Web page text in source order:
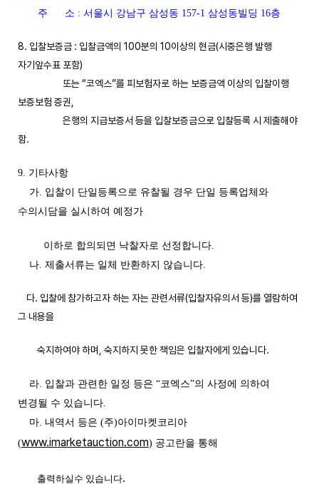
주 소 : 서울시 강남구 삼성동 157-1 삼성동빌딩 16층
8. 입찰보증금 : 입찰금액의 100분의 10이상의 현금(시중은행 발행
자기앞수표 포함)
또는 “코엑스”를 피보험자로 하는 보증금액 이상의 입찰이행
보증보험 증권,
은행의 지급보증서 등을 입찰보증금으로 입찰등록 시 제출해야
함.
9. 기타사항
가. 입찰이 단일등록으로 유찰될 경우 단일 등록업체와
수의시담을 실시하여 예정가
이하로 합의되면 낙찰자로 선정합니다.
나. 제출서류는 일체 반환하지 않습니다.
다. 입찰에 참가하고자 하는 자는 관련서류(입찰자유의서 등)를 열람하여
그 내용을
숙지하여야 하며, 숙지하지 못한 책임은 입찰자에게 있습니다.
라. 입찰과 관련한 일정 등은 “코엑스”의 사정에 의하여
변경될 수 있습니다.
마. 내역서 등은 (주)아이마켓코리아
(www.imarketauction.com) 공고란을 통해
출력하실수 있습니다.